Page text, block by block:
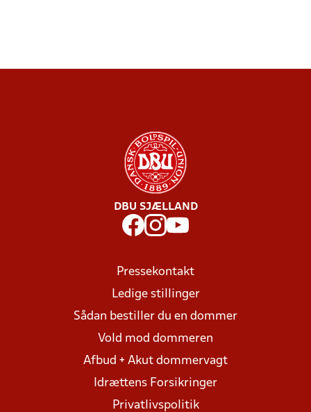
DBU SJÆLLAND
Pressekontakt
Ledige stillinger
Sådan bestiller du en dommer
Vold mod dommeren
Afbud + Akut dommervagt
Idrættens Forsikringer
Privatlivspolitik